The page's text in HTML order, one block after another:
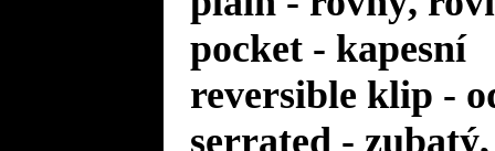
pocket - kapesní
reversible klip -
serrated -